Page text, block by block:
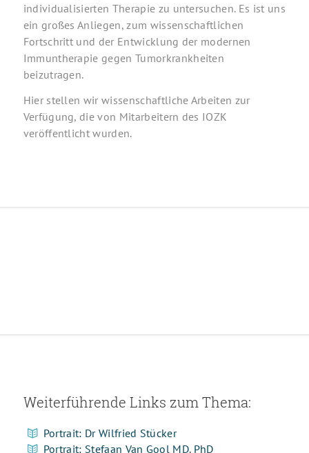
individualisierten Therapie zu untersuchen. Es ist uns
ein großes Anliegen, zum wissenschaftlichen
Fortschritt und der Entwicklung der modernen
Immuntherapie gegen Tumorkrankheiten
beizutragen.
Hier stellen wir wissenschaftliche Arbeiten zur
Verfügung, die von Mitarbeitern des IOZK
veröffentlicht wurden.
Weiterführende Links zum Thema:
Portrait: Dr Wilfried Stücker
Portrait: Stefaan Van Gool MD. PhD